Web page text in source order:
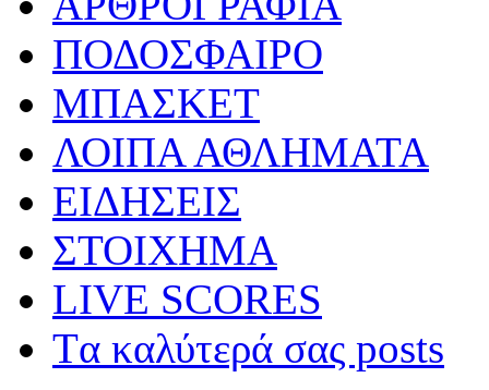
ΠΟΔΟΣΦΑΙΡΟ
ΜΠΑΣΚΕΤ
ΛΟΙΠΑ ΑΘΛΗΜΑΤΑ
ΕΙΔΗΣΕΙΣ
ΣΤΟΙΧΗΜΑ
LIVE SCORES
Tα καλύτερά σας posts